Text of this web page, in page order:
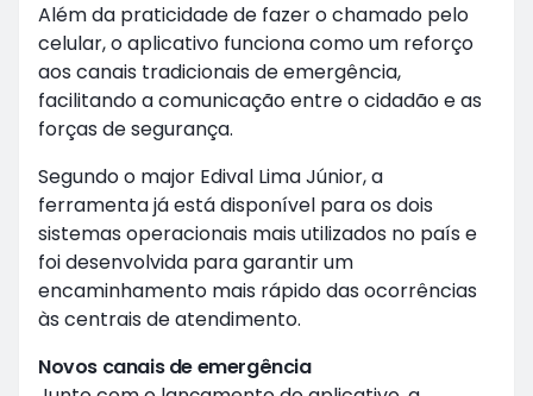
Além da praticidade de fazer o chamado pelo
celular, o aplicativo funciona como um reforço
aos canais tradicionais de emergência,
facilitando a comunicação entre o cidadão e as
forças de segurança.
Segundo o major Edival Lima Júnior, a
ferramenta já está disponível para os dois
sistemas operacionais mais utilizados no país e
foi desenvolvida para garantir um
encaminhamento mais rápido das ocorrências
às centrais de atendimento.
Novos canais de emergência